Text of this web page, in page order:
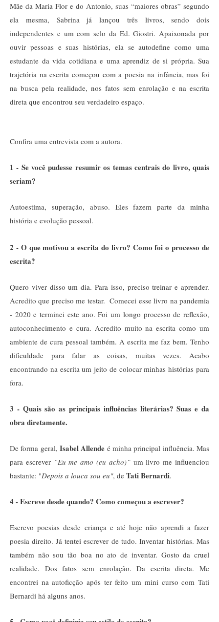
Mãe da Maria Flor e do Antonio, suas “maiores obras” segundo
ela mesma, Sabrina já lançou três livros, sendo dois
independentes e um com selo da Ed. Giostri. Apaixonada por
ouvir pessoas e suas histórias, ela se autodefine como uma
estudante da vida cotidiana e uma aprendiz de si própria. Sua
trajetória na escrita começou com a poesia na infância, mas foi
na busca pela realidade, nos fatos sem enrolação e na escrita
direta que encontrou seu verdadeiro espaço.
Confira uma entrevista com a autora.
1 - Se você pudesse resumir os temas centrais do livro, quais
seriam?
Autoestima, superação, abuso. Eles fazem parte da minha
história e evolução pessoal.
2 - O que motivou a escrita do livro? Como foi o processo de
escrita?
Quero viver disso um dia. Para isso, preciso treinar e aprender.
Acredito que preciso me testar. Comecei esse livro na pandemia
- 2020 e terminei este ano. Foi um longo processo de reflexão,
autoconhecimento e cura. Acredito muito na escrita como um
ambiente de cura pessoal também. A escrita me faz bem. Tenho
dificuldade para falar as coisas, muitas vezes. Acabo
encontrando na escrita um jeito de colocar minhas histórias para
fora.
3 - Quais são as principais influências literárias? Suas e da
obra diretamente.
De forma geral, Isabel Allende é minha principal influência. Mas
para escrever“Eu me amo (eu acho)” um livro me influenciou
bastante: "Depois a louca sou eu", de Tati Bernardi.
4 - Escreve desde quando? Como começou a escrever?
Escrevo poesias desde criança e até hoje não aprendi a fazer
poesia direito. Já tentei escrever de tudo. Inventar histórias. Mas
também não sou tão boa no ato de inventar. Gosto da cruel
realidade. Dos fatos sem enrolação. Da escrita direta. Me
encontrei na autoficção após ter feito um mini curso com Tati
Bernardi há alguns anos.